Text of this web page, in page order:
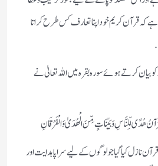
ہے کہ قرآن کریم خود اپنا تعارف کس طرح کراتا
کرتے ہوئے سورہ بقرہ میں اللہ تعالیٰ نے
هُدًى لِّلنَّاسِ وَبَيِّنَاتٍ مِّنَ الْهُدَىٰ وَالْفُرْ‌قَانِ
نازل کیا گیا جو لوگوں کے لیے سراپا ہدایت اور